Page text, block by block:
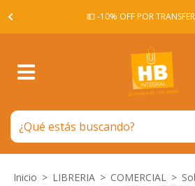
💵 -10% OFF POR
Inicio > LIBRERIA > COMERCIAL >